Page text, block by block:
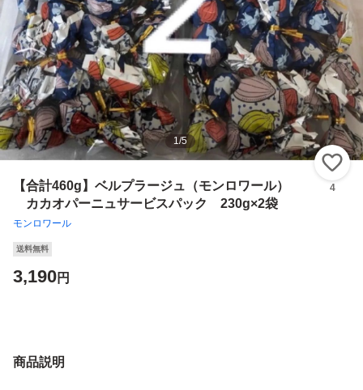
1/5
【合計460g】ベルプラージュ（モンロワール）
カカオパーニュサービスパック 230g×2袋
モンロワール
4
送料無料
3,190円
商品説明